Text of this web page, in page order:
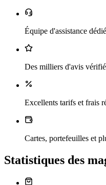
Équipe d'assistance
Des milliers d'avis
Excellents tarifs et frais
Cartes, portefeuilles et
Statistiques des